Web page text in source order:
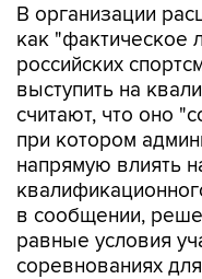
В организации
как "фактическое
российских
выступить на
считают, что оно
при котором
напрямую влиять
в сообщении,
равные условия
соревнованиях